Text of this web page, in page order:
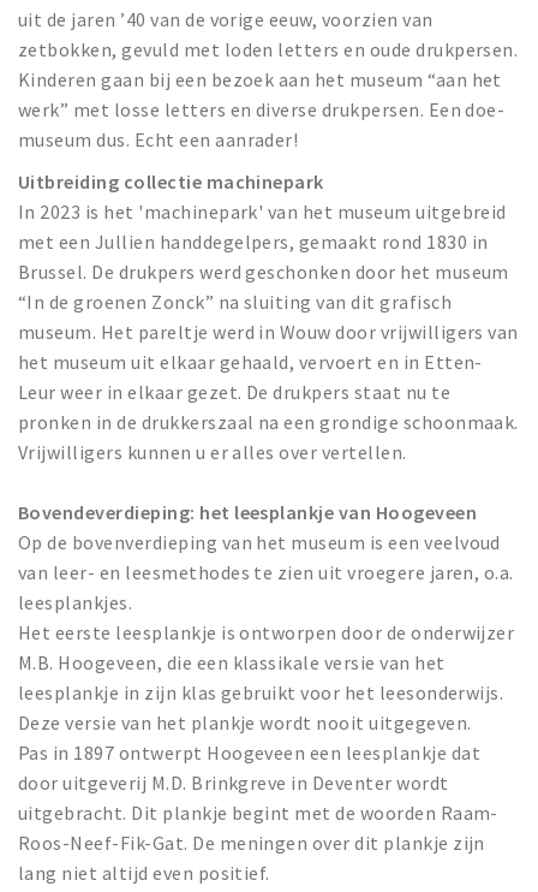
uit de jaren ’40 van de vorige eeuw, voorzien van
zetbokken, gevuld met loden letters en oude drukpersen.
Kinderen gaan bij een bezoek aan het museum “aan het
werk” met losse letters en diverse drukpersen. Een doe-
museum dus. Echt een aanrader!
Uitbreiding collectie machinepark
In 2023 is het 'machinepark' van het museum uitgebreid
met een Jullien handdegelpers, gemaakt rond 1830 in
Brussel. De drukpers werd geschonken door het museum
“In de groenen Zonck” na sluiting van dit grafisch
museum. Het pareltje werd in Wouw door vrijwilligers van
het museum uit elkaar gehaald, vervoert en in Etten-
Leur weer in elkaar gezet. De drukpers staat nu te
pronken in de drukkerszaal na een grondige schoonmaak.
Vrijwilligers kunnen u er alles over vertellen.
Bovendeverdieping: het leesplankje van Hoogeveen
Op de bovenverdieping van het museum is een veelvoud
van leer- en leesmethodes te zien uit vroegere jaren, o.a.
leesplankjes.
Het eerste leesplankje is ontworpen door de onderwijzer
M.B. Hoogeveen, die een klassikale versie van het
leesplankje in zijn klas gebruikt voor het leesonderwijs.
Deze versie van het plankje wordt nooit uitgegeven.
Pas in 1897 ontwerpt Hoogeveen een leesplankje dat
door uitgeverij M.D. Brinkgreve in Deventer wordt
uitgebracht. Dit plankje begint met de woorden Raam-
Roos-Neef-Fik-Gat. De meningen over dit plankje zijn
lang niet altijd even positief.